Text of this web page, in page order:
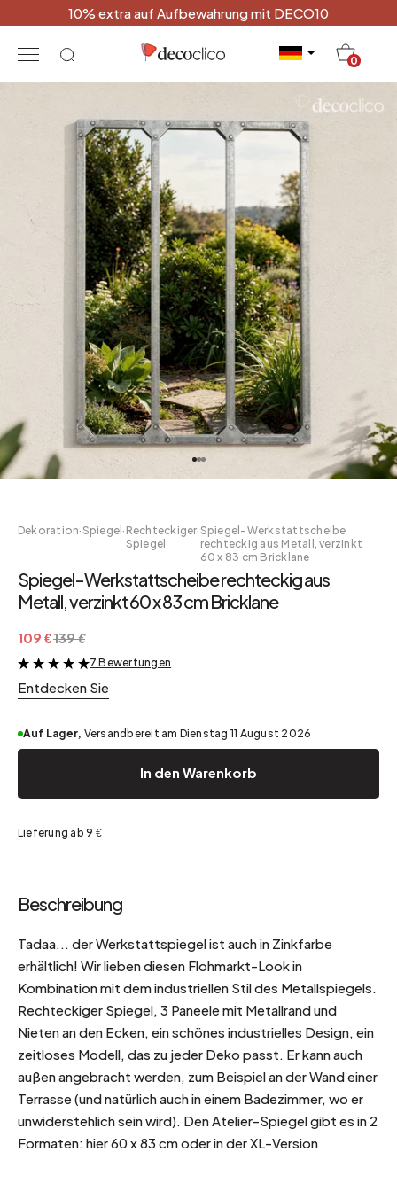
10% extra auf Aufbewahrung mit DECO10
0
Dekoration·Spiegel · Rechteckiger
Spiegel
·Spiegel-Werkstattscheibe
rechteckig aus Metall, verzinkt
60 x 83 cm Bricklane
Spiegel-Werkstattscheibe rechteckig aus
Metall, verzinkt 60 x 83 cm Bricklane
109 €139 €
&
7 Bewertungen
Entdecken Sie
Auf Lager, Versandbereit am Dienstag 11 August 2026
In den Warenkorb
Lieferung ab 9 €
Beschreibung
Tadaa... der Werkstattspiegel ist auch in Zinkfarbe
erhältlich! Wir lieben diesen Flohmarkt-Look in
Kombination mit dem industriellen Stil des Metallspiegels.
Rechteckiger Spiegel, 3 Paneele mit Metallrand und
Nieten an den Ecken, ein schönes industrielles Design, ein
zeitloses Modell, das zu jeder Deko passt. Er kann auch
außen angebracht werden, zum Beispiel an der Wand einer
Terrasse (und natürlich auch in einem Badezimmer, wo er
unwiderstehlich sein wird). Den Atelier-Spiegel gibt es in 2
Formaten: hier 60 x 83 cm oder in der XL-Version